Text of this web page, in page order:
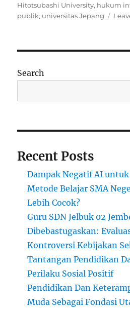
on
Hitotsubashi University, hukum
publik, universitas Jepang
Search
Recent Posts
Dampak Negatif AI untuk
Metode Belajar SMA
Lebih Cocok?
Guru SDN Jelbuk 02
Dibebastugaskan:
Kontroversi Kebijakan
Tantangan Pendidikan
Perilaku Sosial Positif
Pendidikan Dan
Muda Sebagai Fondasi